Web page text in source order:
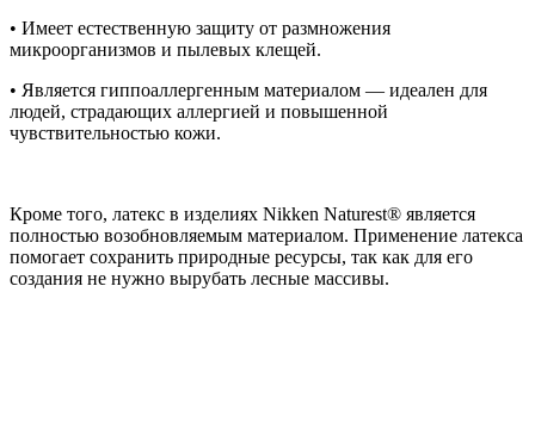
• Имеет естественную защиту от размножения
микроорганизмов и пылевых клещей.
• Является гиппоаллергенным материалом — идеален для
людей, страдающих аллергией и повышенной
чувствительностью кожи.
Кроме того, латекс в изделиях Nikken Naturest® является
полностью возобновляемым материалом. Применение латекса
помогает сохранить природные ресурсы, так как для его
создания не нужно вырубать лесные массивы.